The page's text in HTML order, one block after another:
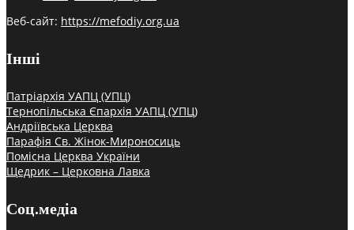
Веб-сайт: https://mefodiy.org.ua
Інші
Патріархія УАПЦ (УПЦ)
Тернопільська Єпархія УАПЦ (УПЦ)
Андріївська Церква
Парафія Св. Жінок-Мироносиць
Помісна Церква України
Щедрик – Церковна Лавка
Соц.медіа